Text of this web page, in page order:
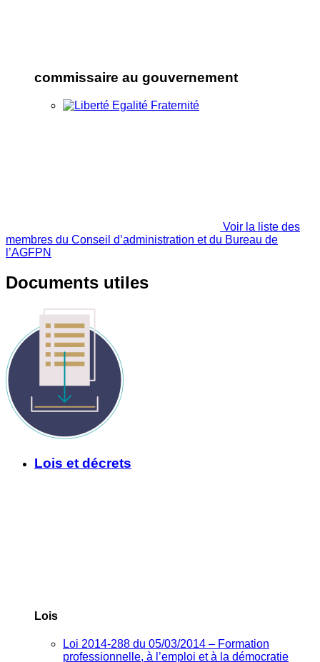
commissaire au gouvernement
Voir la liste des
membres du Conseil d’administration et du Bureau de
l’AGFPN
Documents utiles
Lois et décrets
Lois
Loi 2014-288 du 05/03/2014 – Formation
professionnelle, à l’emploi et à la démocratie